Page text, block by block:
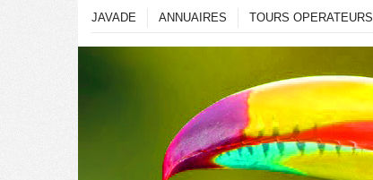
JAVADE ANNUAIRES TOURS OPERATEURS